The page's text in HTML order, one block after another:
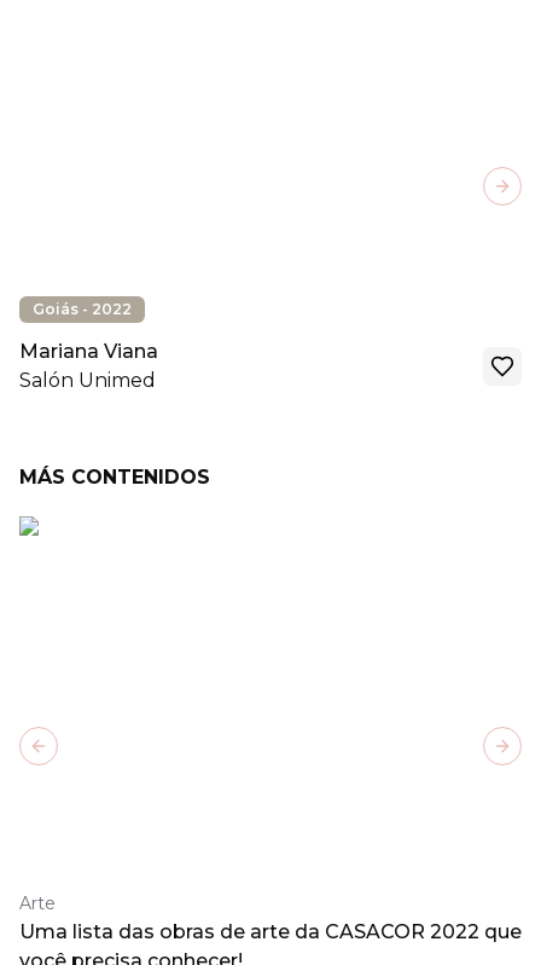
Goiás - 2022
Mariana Viana
Salón Unimed
MÁS CONTENIDOS
Arte
Uma lista das obras de arte da CASACOR 2022 que
Previous slide